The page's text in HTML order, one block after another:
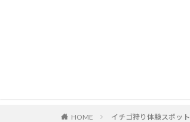
HOME イチゴ狩り体験スポット